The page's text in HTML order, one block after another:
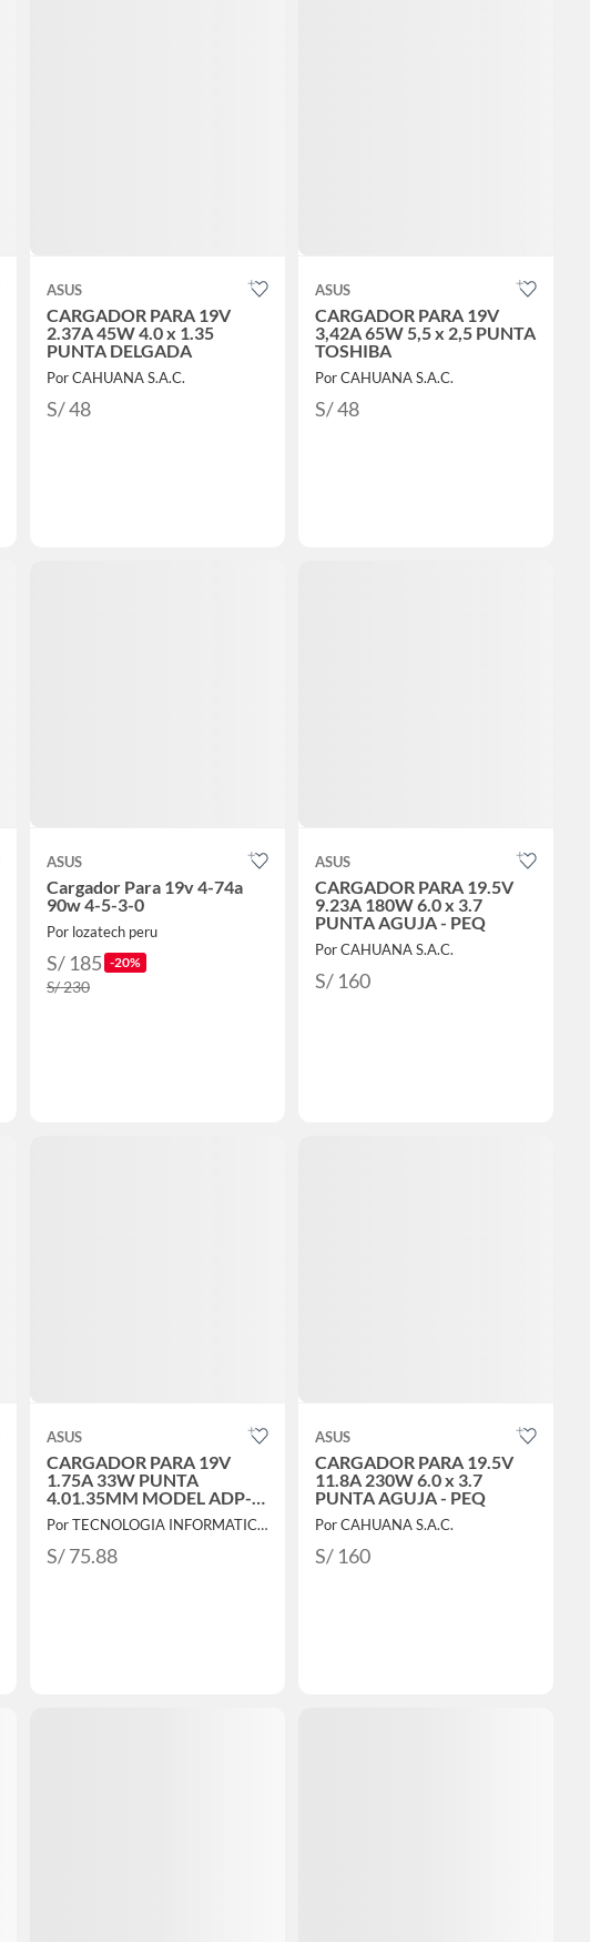
ASUS
CARGADOR PARA 19V
2.37A 45W 4.0 x 1.35
PUNTA DELGADA
Por CAHUANA S.A.C.
S/ 48
ASUS
CARGADOR PARA 19V
3,42A 65W 5,5 x 2,5 PUNTA
TOSHIBA
Por CAHUANA S.A.C.
S/ 48
ASUS
Cargador Para 19v 4-74a
90w 4-5-3-0
Por lozatech peru
S/ 185 -20%
S/ 230
ASUS
CARGADOR PARA 19.5V
9.23A 180W 6.0 x 3.7
PUNTA AGUJA - PEQ
Por CAHUANA S.A.C.
S/ 160
ASUS
CARGADOR PARA 19V
1.75A 33W PUNTA
4.01.35MM MODEL ADP-
33BW A
Por TECNOLOGIA INFORMATICA Y CONSULTORIA
S/ 75.88
ASUS
CARGADOR PARA 19.5V
11.8A 230W 6.0 x 3.7
PUNTA AGUJA - PEQ
Por CAHUANA S.A.C.
S/ 160